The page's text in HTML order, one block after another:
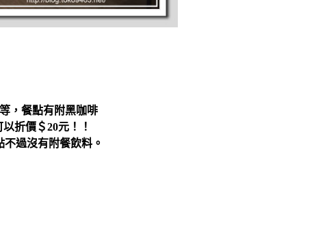
，餐點有附黑咖啡
折價＄20元！！
過沒有附餐飲料。